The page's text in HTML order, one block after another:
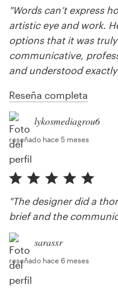
"Words can’t express
artistic eye and work.
options that it was
communicative,
and understood
Reseña completa
lykosmediagrou6
reseñado hace 5 meses
"The designer did a
brief and the
sarasxr
reseñado hace 6 meses